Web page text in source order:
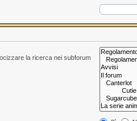
la ricerca nei subforum